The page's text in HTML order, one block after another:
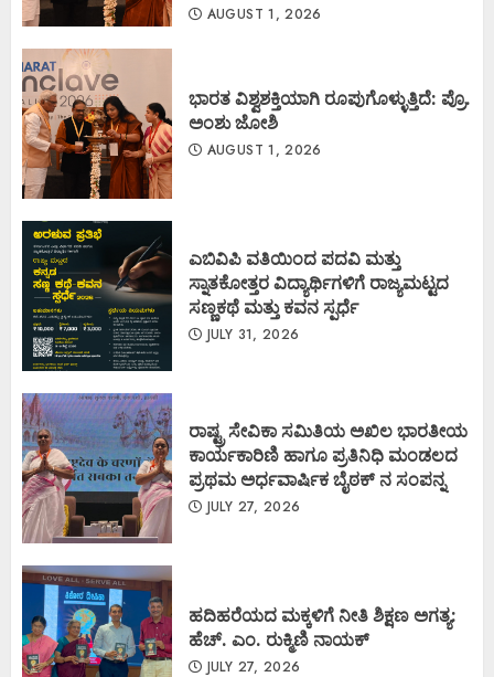
AUGUST 1, 2026
ಭಾರತ ವಿಶ್ವಶಕ್ತಿಯಾಗಿ ರೂಪುಗೊಳ್ಳುತ್ತಿದೆ: ಪ್ರೊ.
ಅಂಶು ಜೋಶಿ
AUGUST 1, 2026
ಎಬಿವಿಪಿ ವತಿಯಿಂದ ಪದವಿ ಮತ್ತು
ಸ್ನಾತಕೋತ್ತರ ವಿದ್ಯಾರ್ಥಿಗಳಿಗೆ ರಾಜ್ಯಮಟ್ಟದ
ಸಣ್ಣಕಥೆ ಮತ್ತು ಕವನ ಸ್ಪರ್ಧೆ
JULY 31, 2026
ರಾಷ್ಟ್ರ ಸೇವಿಕಾ ಸಮಿತಿಯ ಅಖಿಲ ಭಾರತೀಯ
ಕಾರ್ಯಕಾರಿಣಿ ಹಾಗೂ ಪ್ರತಿನಿಧಿ ಮಂಡಲದ
ಪ್ರಥಮ ಅರ್ಧವಾರ್ಷಿಕ ಬೈಠಕ್ ನ ಸಂಪನ್ನ
JULY 27, 2026
ಹದಿಹರೆಯದ ಮಕ್ಕಳಿಗೆ ನೀತಿ ಶಿಕ್ಷಣ ಅಗತ್ಯ:
ಹೆಚ್. ಎಂ. ರುಕ್ಮಿಣಿ ನಾಯಕ್
JULY 27, 2026